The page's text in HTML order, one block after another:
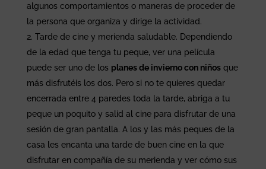
algunos comportamientos o maneras de proceder de
la persona que organiza y dirige la actividad.
Tarde de cine y merienda saludable. Dependiendo
de la edad que tenga tu peque, ver una película
puede ser uno de los planes de invierno con niñosque
más disfrutéis los dos. Pero si no te quieres quedar
encerrada entre 4 paredes toda la tarde, abriga a tu
peque un poquito y salid al cine para disfrutar de una
sesión de gran pantalla. A los y las más peques de la
casa les encanta una tarde de buen cine en la que
disfrutar en compañía de su merienda y ver cómo sus